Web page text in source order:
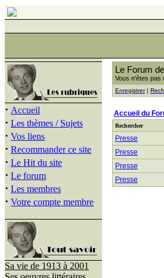
· Accueil
· Les thèmes / Sujets
· Vos liens
· Recommander ce site
· Le Hit du site
· Le forum
· Les membres
· Votre compte membre
Sa vie de 1913 à 2001
Le Forum
Vous n'êtes pas
Enregistrer|
Accueil du
Rechercher
Presse
Presse
Presse
Presse